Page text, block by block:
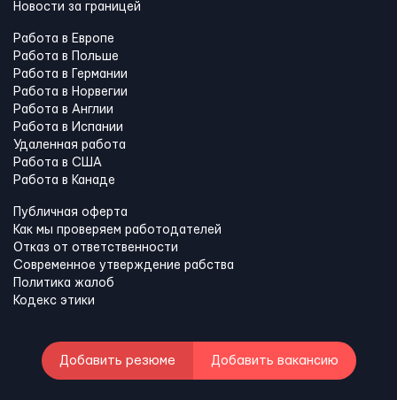
Новости за границей
Работа в Европе
Работа в Польше
Работа в Германии
Работа в Норвегии
Работа в Англии
Работа в Испании
Удаленная работа
Работа в США
Работа в Канадe
Публичная оферта
Как мы проверяем работодателей
Отказ от ответственности
Современное утверждение рабства
Политика жалоб
Кодекс этики
Добавить резюме Добавить вакансию